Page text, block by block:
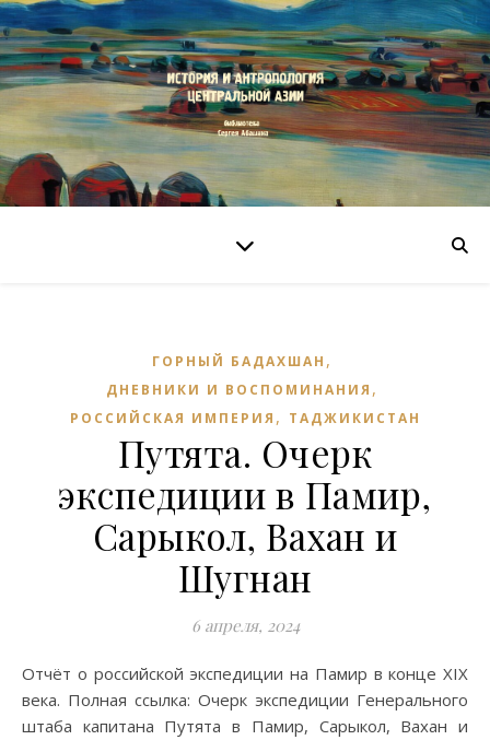
ГОРНЫЙ БАДАХШАН ,
ДНЕВНИКИ И ВОСПОМИНАНИЯ ,
РОССИЙСКАЯ ИМПЕРИЯ , ТАДЖИКИСТАН
Путята. Очерк
экспедиции в Памир,
Сарыкол, Вахан и
Шугнан
6 апреля, 2024
Отчёт о российской экспедиции на Памир в конце XIX
века. Полная ссылка: Очерк экспедиции Генерального
штаба капитана Путята в Памир, Сарыкол, Вахан и